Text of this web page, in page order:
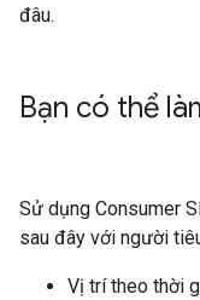
đâu.
Bạn có thể
Sử dụng Consumer
sau đây với người
Vị trí theo thời